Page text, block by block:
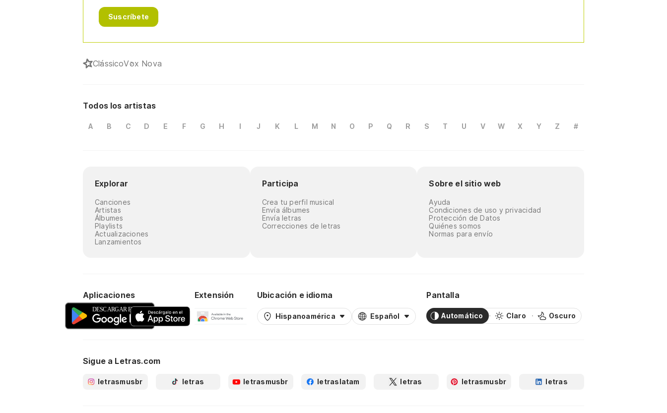
Suscríbete
ClássicoVox Nova
Todos los artistas
A B C D E F G H I J K L M N O P Q R S T U V W X Y Z #
Explorar
Canciones
Artistas
Álbumes
Playlists
Actualizaciones
Lanzamientos
Participa
Crea tu perfil musical
Envía álbumes
Envía letras
Correcciones de letras
Sobre el sitio web
Ayuda
Condiciones de uso y privacidad
Protección de Datos
Quiénes somos
Normas para envío
Aplicaciones Extensión Ubicación e idioma
Hispanoamérica Español
Pantalla
Automático Claro Oscuro
Sigue a Letras.com
letrasmusbr letras letrasmusbr letraslatam letras letrasmusbr letras